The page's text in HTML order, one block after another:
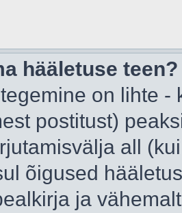
hääletuse teen?
on lihte
postitust)
all
õigused
ja